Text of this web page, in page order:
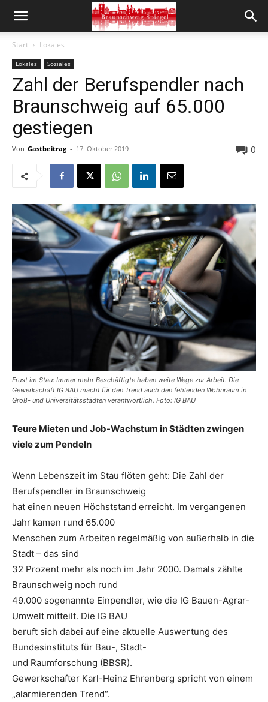
Start Lokales
Lokales Soziales
Zahl der Berufspendler nach
Braunschweig auf 65.000
gestiegen
Von Gastbeitrag - 17. Oktober 2019 0
Frust im Stau: Immer mehr Beschäftigte haben weite Wege zur Arbeit. Die
Gewerkschaft IG BAU macht für den Trend auch den fehlenden Wohnraum in
Groß- und Universitätsstädten verantwortlich. Foto: IG BAU
Teure Mieten und Job-Wachstum in Städten zwingen
viele zum Pendeln
Wenn Lebenszeit im Stau flöten geht: Die Zahl der
Berufspendler in Braunschweig
hat einen neuen Höchststand erreicht. Im vergangenen
Jahr kamen rund 65.000
Menschen zum Arbeiten regelmäßig von außerhalb in die
Stadt – das sind
32 Prozent mehr als noch im Jahr 2000. Damals zählte
Braunschweig noch rund
49.000 sogenannte Einpendler, wie die IG Bauen-Agrar-
Umwelt mitteilt. Die IG BAU
beruft sich dabei auf eine aktuelle Auswertung des
Bundesinstituts für Bau-, Stadt-
und Raumforschung (BBSR).
Gewerkschafter Karl-Heinz Ehrenberg spricht von einem
„alarmierenden Trend“.